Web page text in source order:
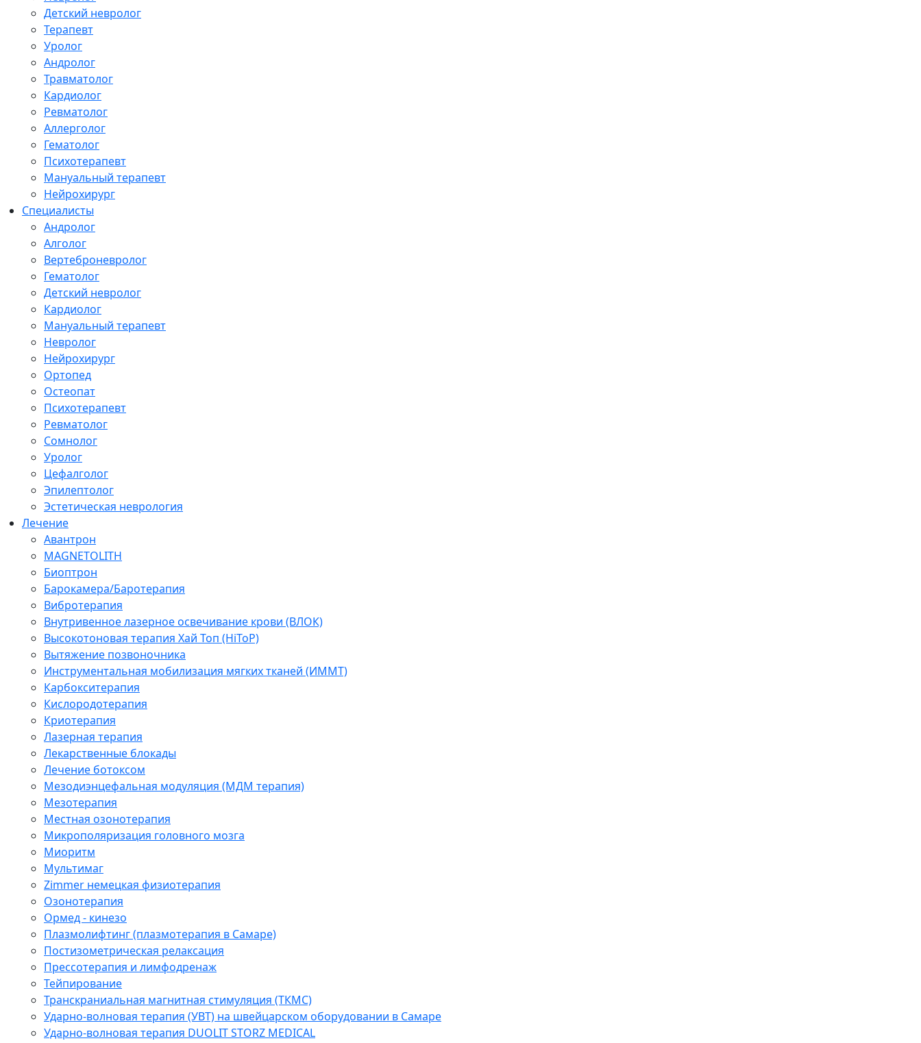
Детский невролог
Терапевт
Уролог
Андролог
Травматолог
Кардиолог
Ревматолог
Аллерголог
Гематолог
Психотерапевт
Мануальный терапевт
Нейрохирург
Специалисты
Андролог
Алголог
Вертеброневролог
Гематолог
Детский невролог
Кардиолог
Мануальный терапевт
Невролог
Нейрохирург
Ортопед
Остеопат
Психотерапевт
Ревматолог
Сомнолог
Уролог
Цефалголог
Эпилептолог
Эстетическая неврология
Лечение
Авантрон
MAGNETOLITH
Биоптрон
Барокамера/Баротерапия
Вибротерапия
Внутривенное лазерное освечивание крови (ВЛОК)
Высокотоновая терапия Хай Топ (HiToP)
Вытяжение позвоночника
Инструментальная мобилизация мягких тканей (ИММТ)
Карбокситерапия
Кислородотерапия
Криотерапия
Лазерная терапия
Лекарственные блокады
Лечение ботоксом
Мезодиэнцефальная модуляция (МДМ терапия)
Мезотерапия
Местная озонотерапия
Микрополяризация головного мозга
Миоритм
Мультимаг
Zimmer немецкая физиотерапия
Озонотерапия
Ормед - кинезо
Плазмолифтинг (плазмотерапия в Самаре)
Постизометрическая релаксация
Прессотерапия и лимфодренаж
Тейпирование
Транскраниальная магнитная стимуляция (ТКМС)
Ударно-волновая терапия (УВТ) на швейцарском оборудовании в Самаре
Ударно-волновая терапия DUOLIT STORZ MEDICAL